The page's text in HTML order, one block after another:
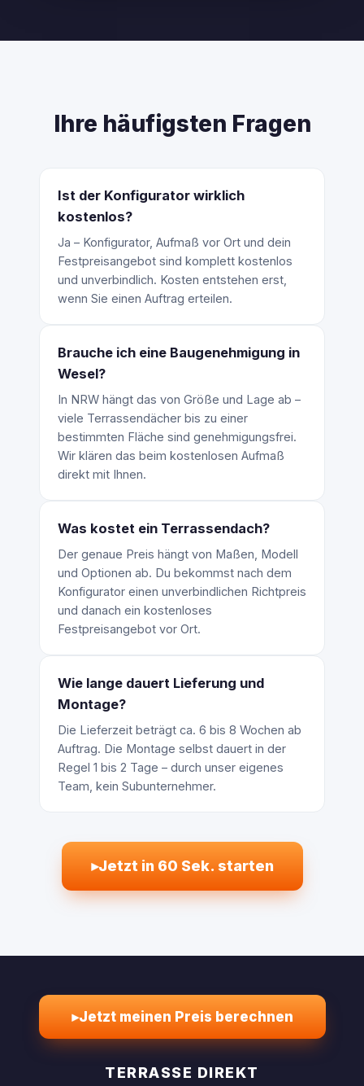
Ihre häufigsten Fragen
Ist der Konfigurator wirklich
kostenlos?
Ja – Konfigurator, Aufmaß vor Ort und dein
Festpreisangebot sind komplett kostenlos
und unverbindlich. Kosten entstehen erst,
wenn Sie einen Auftrag erteilen.
Brauche ich eine Baugenehmigung in
Wesel?
In NRW hängt das von Größe und Lage ab –
viele Terrassendächer bis zu einer
bestimmten Fläche sind genehmigungsfrei.
Wir klären das beim kostenlosen Aufmaß
direkt mit Ihnen.
Was kostet ein Terrassendach?
Der genaue Preis hängt von Maßen, Modell
und Optionen ab. Du bekommst nach dem
Konfigurator einen unverbindlichen Richtpreis
und danach ein kostenloses
Festpreisangebot vor Ort.
Wie lange dauert Lieferung und
Montage?
Die Lieferzeit beträgt ca. 6 bis 8 Wochen ab
Auftrag. Die Montage selbst dauert in der
Regel 1 bis 2 Tage – durch unser eigenes
Team, kein Subunternehmer.
▸Jetzt in 60 Sek. starten
▸Jetzt meinen Preis berechnen
TERRASSE DIREKT